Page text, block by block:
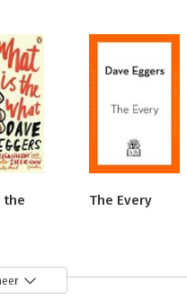
the
The Every